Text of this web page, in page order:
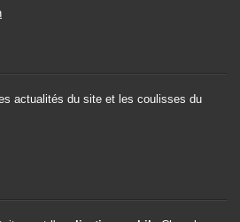
actualités du site et les coulisses du